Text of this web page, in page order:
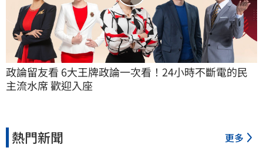
政論留友看 6大王牌政論一次看！24小時不斷電的民
主流水席 歡迎入座
熱門新聞 更多